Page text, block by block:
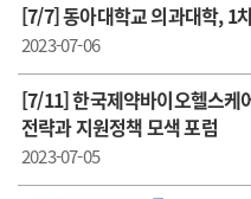
[7/7] 동아대학교 의과대학, 1
2023-07-06
[7/11] 한국제약바이오헬스케
전략과 지원정책 모색 포럼
2023-07-05